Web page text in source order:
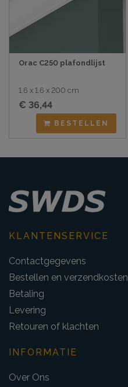
Orac C250 plafondlijst
1,6 x 1,6 x 200 cm
€ 36,44
BESTELLEN
KLANTENSERVICE
Contactgegevens
Bestellen en verzendkosten
Betaling
Levering
Retouren of klachten
INFORMATIE
Over Ons